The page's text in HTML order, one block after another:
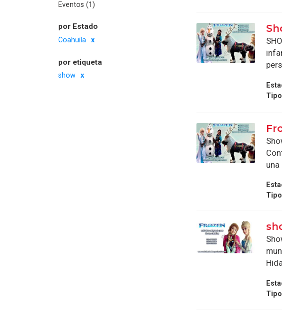
Eventos (1)
por Estado
Coahuila
por etiqueta
show
una